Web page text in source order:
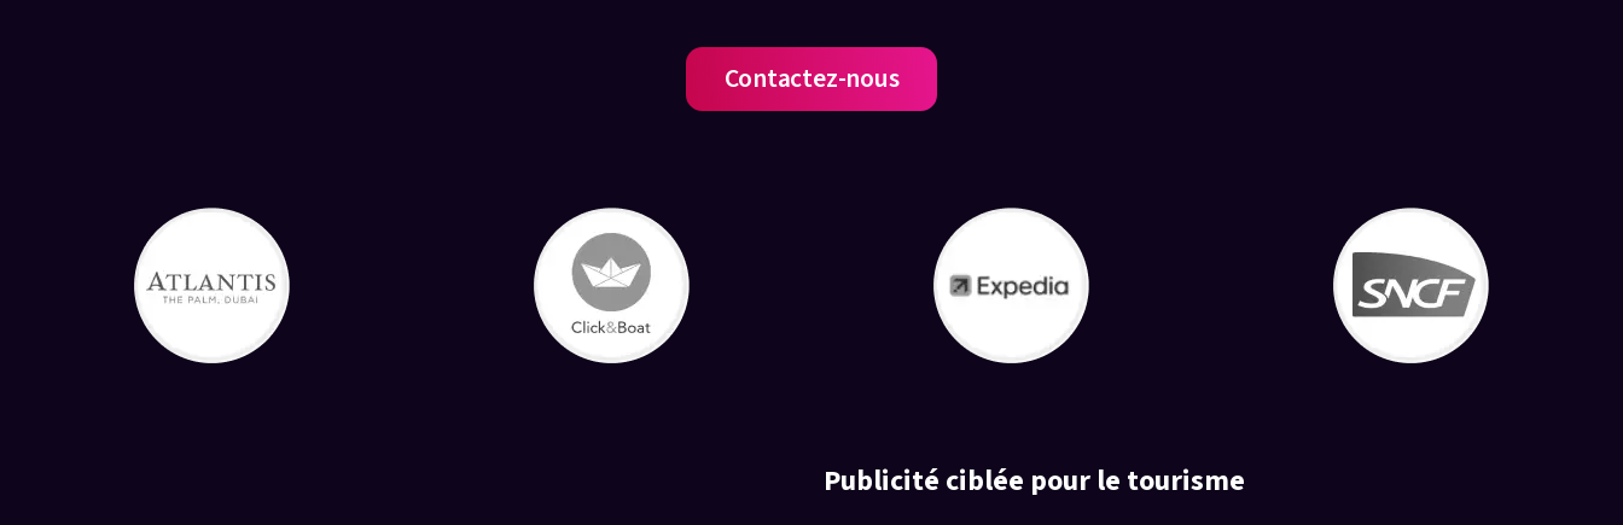
Contactez-nous
Publicité ciblée pour le tourisme